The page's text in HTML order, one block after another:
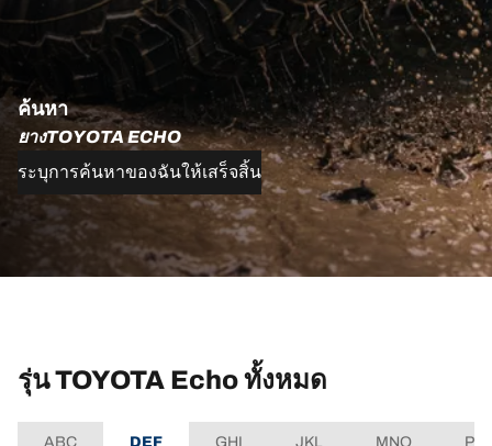
ค้นหา
ยางTOYOTA ECHO
ระบุการค้นหาของฉันให้เสร็จสิ้น
รุ่น TOYOTA Echo ทั้งหมด
ABC DEF GHI JKL MNO